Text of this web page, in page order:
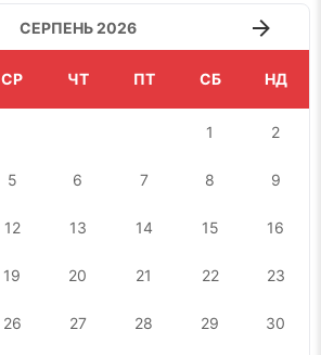
СЕРПЕНЬ 2026
СР ЧТ ПТ СБ НД
1 2
5 6 7 8 9
12 13 14 15 16
19 20 21 22 23
26 27 28 29 30